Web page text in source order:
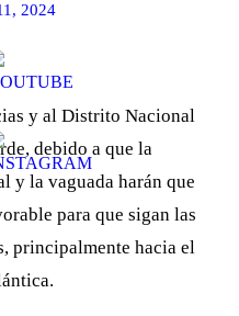
2024
debido a que la
y la vaguada harán que
para que sigan las
principalmente hacia el